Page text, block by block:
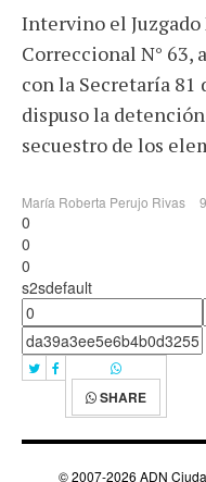
Intervino el
Correccional N° 63,
con la Secretaría
dispuso la
secuestro de los
María Roberta Perujo Rivas
0
0
0
s2sdefault
SHARE
© 2007-2026 ADN